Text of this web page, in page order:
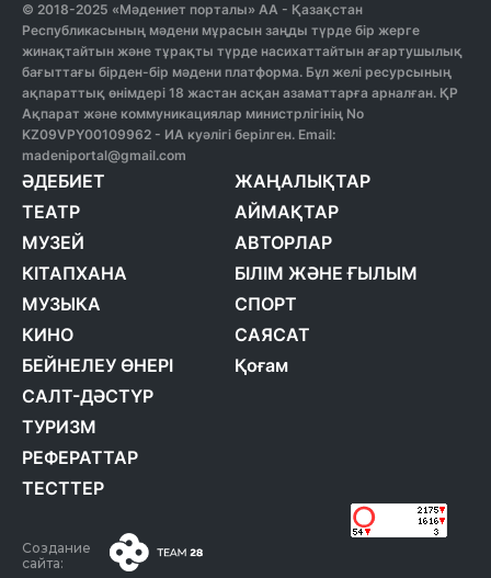
© 2018-2025 «Мәдениет порталы» АА - Қазақстан
Республикасының мәдени мұрасын заңды түрде бір жерге
жинақтайтын және тұрақты түрде насихаттайтын ағартушылық
бағыттағы бірден-бір мәдени платформа. Бұл желі ресурсының
ақпараттық өнімдері 18 жастан асқан азаматтарға арналған. ҚР
Ақпарат және коммуникациялар министрлігінің No
KZ09VPY00109962 - ИА куәлігі берілген. Email:
madeniportal@gmail.com
ӘДЕБИЕТ
ТЕАТР
МУЗЕЙ
КІТАПХАНА
МУЗЫКА
КИНО
БЕЙНЕЛЕУ ӨНЕРІ
САЛТ-ДӘСТҮР
ТУРИЗМ
РЕФЕРАТТАР
ТЕСТТЕР
ЖАҢАЛЫҚТАР
АЙМАҚТАР
АВТОРЛАР
БІЛІМ ЖӘНЕ ҒЫЛЫМ
СПОРТ
САЯСАТ
Қоғам
Создание
сайта: